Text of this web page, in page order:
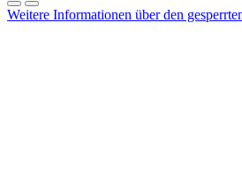
Weitere Informationen über den